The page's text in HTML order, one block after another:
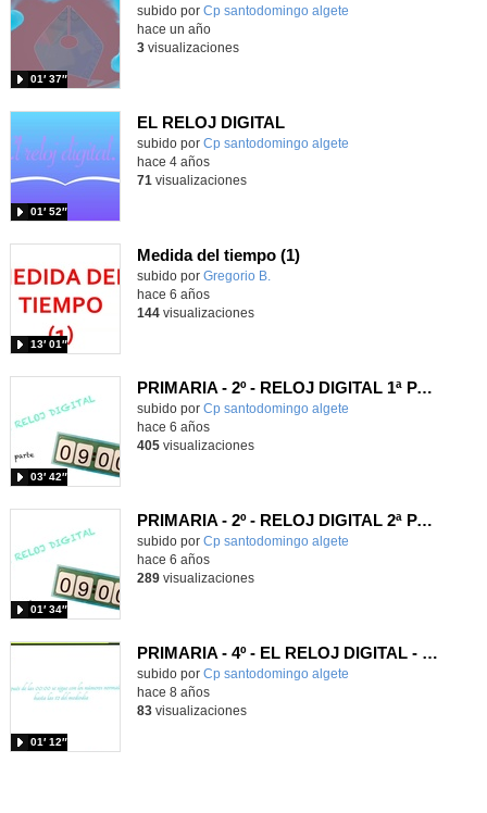
Contenido educativo.
subido por Cp santodomingo algete
01′ 37″
hace un año
3visualizaciones
EL RELOJ DIGITAL
Contenido educativo.
subido por Cp santodomingo algete
01′ 52″
hace 4 años
71 visualizaciones
Medida del tiempo (1)
subido por Gregorio B.
13′ 01″
hace 6 años
144visualizaciones
PRIMARIA - 2º - RELOJ DIGITAL 1ª PARTE - MATEMÁTICAS - FORMACIÓN
subido por Cp santodomingo algete
03′ 42″
hace 6 años
405visualizaciones
PRIMARIA - 2º - RELOJ DIGITAL 2ª PARTE - MATEMÁTICAS - FORMACIÓN
subido por Cp santodomingo algete
01′ 34″
hace 6 años
289visualizaciones
PRIMARIA - 4º - EL RELOJ DIGITAL - MATEMÁTICAS
subido por Cp santodomingo algete
01′ 12″
hace 8 años
83visualizaciones